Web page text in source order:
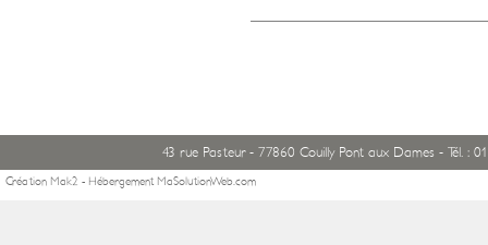
43 rue Pasteur - 77860 Couilly Pont aux Dames - Tél. :
Création Mak2 - Hébergement MaSolutionWeb.com